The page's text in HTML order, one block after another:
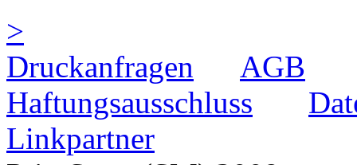
>
Druckanfragen
AGB
Haftungsausschluss
Linkpartner